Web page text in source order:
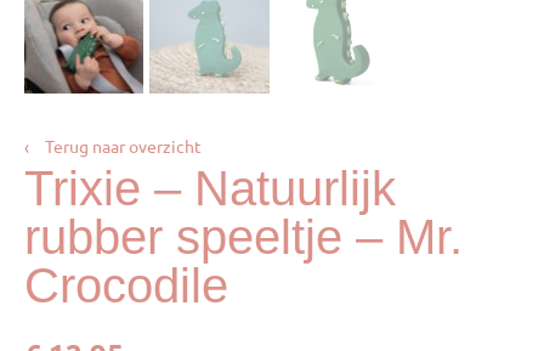
‹ Terug naar overzicht
Trixie – Natuurlijk
rubber speeltje – Mr.
Crocodile